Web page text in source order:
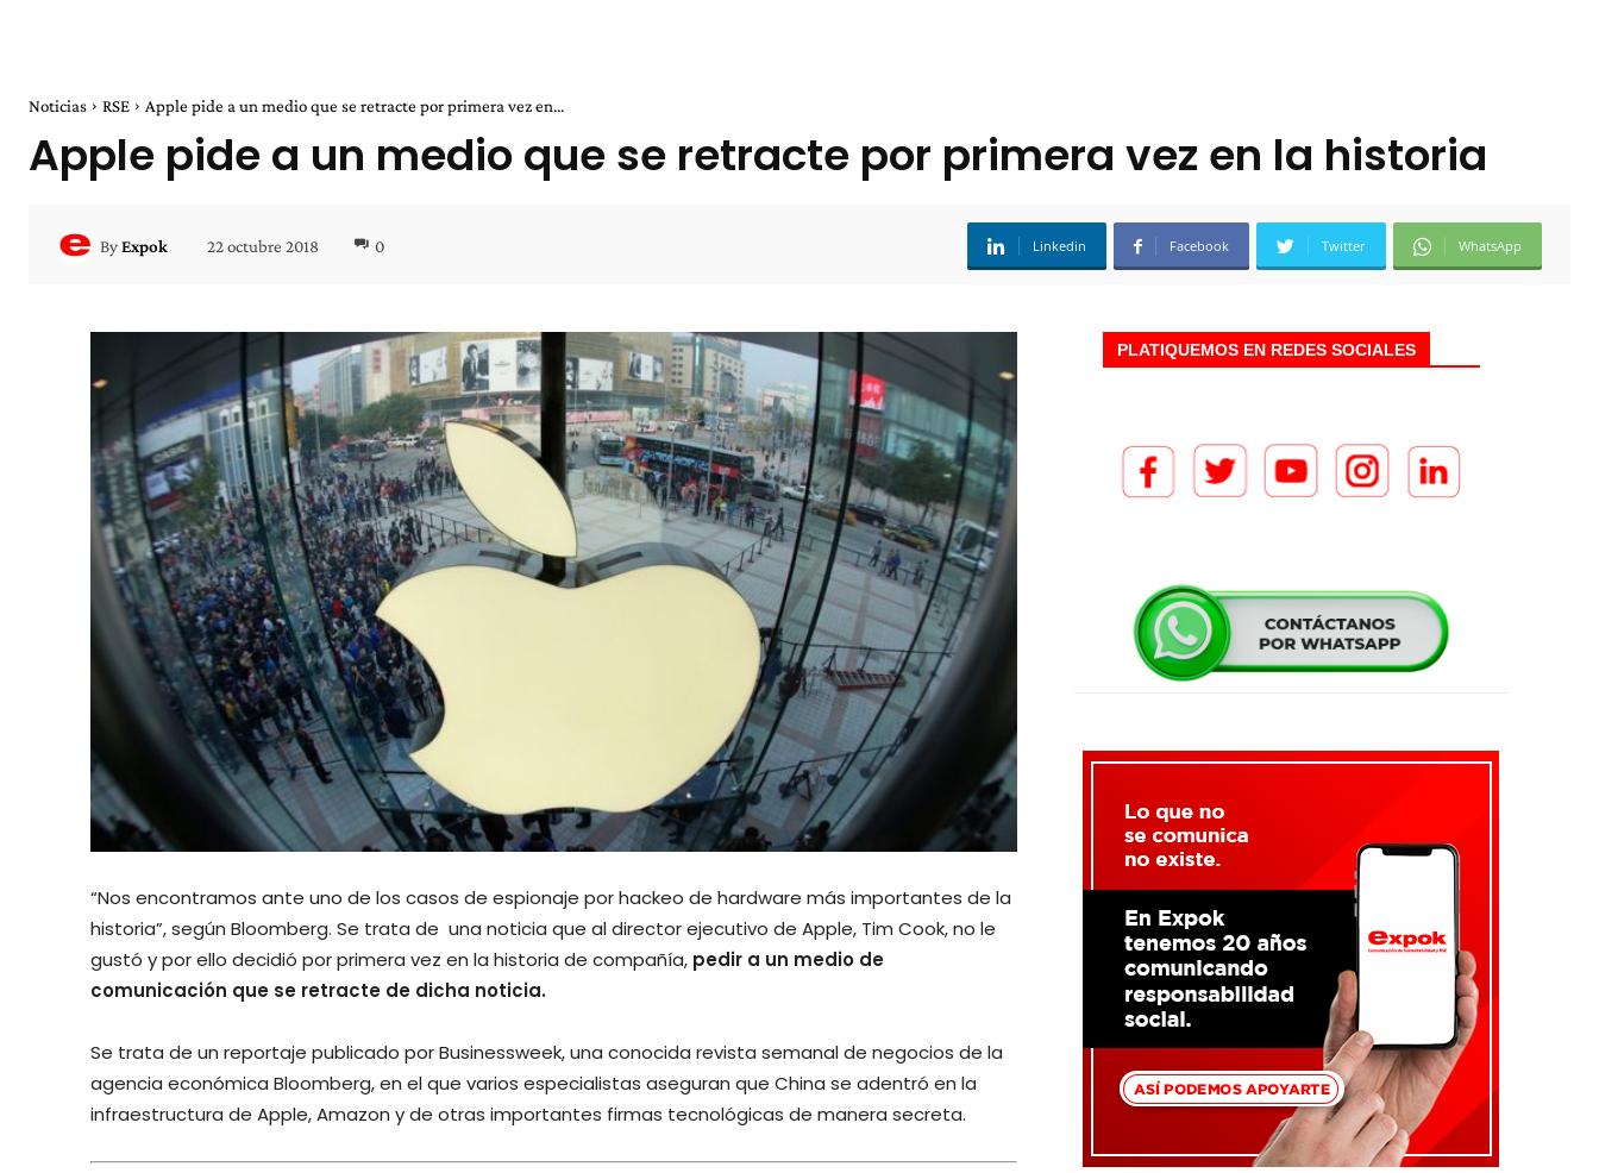
Noticias RSE Apple pide a un medio que se retracte por primera vez en...
Apple pide a un medio que se retracte por primera vez en la historia
ByExpok 22 octubre 2018 0 Linkedin Facebook Twitter WhatsApp
“Nos encontramos ante uno de los casos de espionaje por hackeo de hardware más importantes de la
historia”, según Bloomberg. Se trata de una noticia que al director ejecutivo de Apple, Tim Cook, no le
gustó y por ello decidió por primera vez en la historia de compañía, pedir a un medio de
comunicación que se retracte de dicha noticia.
Se trata de un reportaje publicado por Businessweek, una conocida revista semanal de negocios de la
agencia económica Bloomberg, en el que varios especialistas aseguran que China se adentró en la
infraestructura de Apple, Amazon y de otras importantes firmas tecnológicas de manera secreta.
PLATIQUEMOS EN REDES SOCIALES